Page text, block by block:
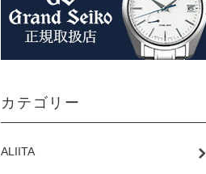
カテゴリー
ALIITA